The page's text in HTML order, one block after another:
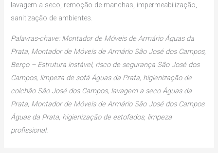
lavagem a seco, remoção de manchas, impermeabilização,
sanitização de ambientes.
Palavras-chave: Montador de Móveis de Armário Águas da
Prata, Montador de Móveis de Armário São José dos Campos,
Berço – Estrutura instável, risco de segurança São José dos
Campos, limpeza de sofá Águas da Prata, higienização de
colchão São José dos Campos, lavagem a seco Águas da
Prata, Montador de Móveis de Armário São José dos Campos
Águas da Prata, higienização de estofados, limpeza
profissional.